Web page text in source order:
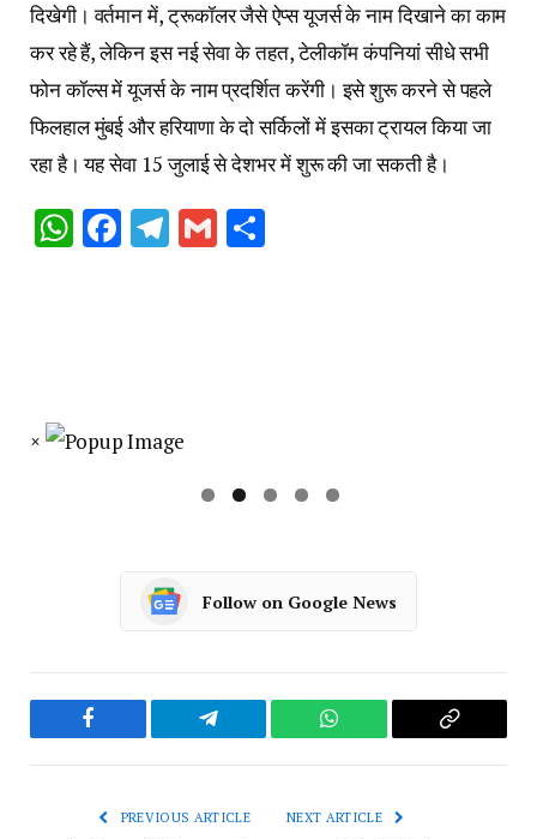
दिखेगी। वर्तमान में, ट्रूकॉलर जैसे ऐप्स यूजर्स के नाम दिखाने का काम
कर रहे हैं, लेकिन इस नई सेवा के तहत, टेलीकॉम कंपनियां सीधे सभी
फोन कॉल्स में यूजर्स के नाम प्रदर्शित करेंगी। इसे शुरू करने से पहले
फिलहाल मुंबई और हरियाणा के दो सर्किलों में इसका ट्रायल किया जा
रहा है। यह सेवा 15 जुलाई से देशभर में शुरू की जा सकती है।
WhatsApp
Facebook
Telegram
Gmail
×
Follow on Google News
Facebook Telegram WhatsApp
Copy
PREVIOUS ARTICLE NEXT ARTICLE